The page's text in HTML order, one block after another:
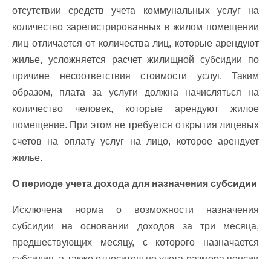
отсутствии средств учета коммунальных услуг на
количество зарегистрированных в жилом помещении
лиц отличается от количества лиц, которые арендуют
жилье, усложняется расчет жилищной субсидии по
причине несоответствия стоимости услуг. Таким
образом, плата за услуги должна начисляться на
количество человек, которые арендуют жилое
помещение. При этом не требуется открытия лицевых
счетов на оплату услуг на лицо, которое арендует
жилье.
О периоде учета дохода для назначения субсидии
Исключена норма о возможности назначения
субсидии на основании доходов за три месяца,
предшествующих месяцу, с которого назначается